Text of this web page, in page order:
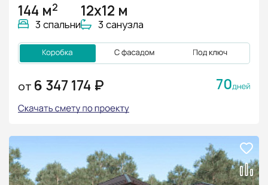
144 м2
3 спальни
12х12 м
3 санузла
ОТ 6 347 174 ₽ 70